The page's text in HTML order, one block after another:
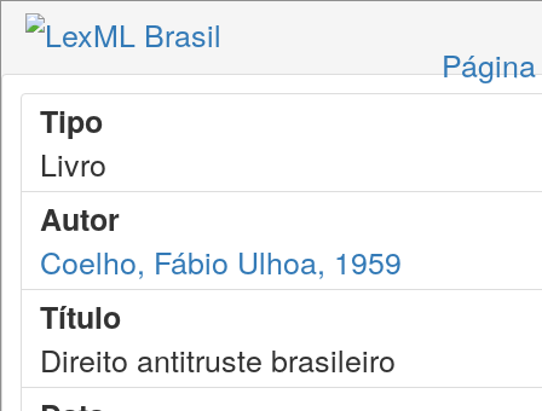
Tipo
Livro
Autor
Coelho, Fábio Ulhoa, 1959
Título
Direito antitruste brasileiro